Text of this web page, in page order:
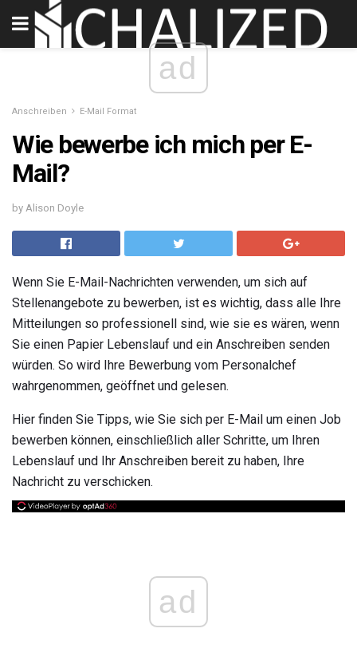
ad
Anschreiben E-Mail Format
Wie bewerbe ich mich per E-
Mail?
by Alison Doyle
Wenn Sie E-Mail-Nachrichten verwenden, um sich auf
Stellenangebote zu bewerben, ist es wichtig, dass alle Ihre
Mitteilungen so professionell sind, wie sie es wären, wenn
Sie einen Papier Lebenslauf und ein Anschreiben senden
würden. So wird Ihre Bewerbung vom Personalchef
wahrgenommen, geöffnet und gelesen.
Hier finden Sie Tipps, wie Sie sich per E-Mail um einen Job
bewerben können, einschließlich aller Schritte, um Ihren
Lebenslauf und Ihr Anschreiben bereit zu haben, Ihre
Nachricht zu verschicken.
ad